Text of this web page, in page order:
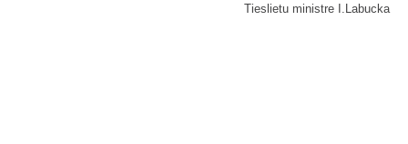
Tieslietu ministre I.Labucka